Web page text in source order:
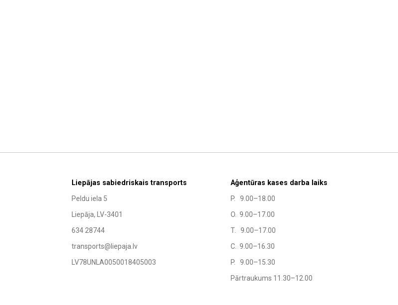
Liepājas sabiedriskais transports
Peldu iela 5
Liepāja, LV-3401
634 28744
transports@liepaja.lv
LV78UNLA0050018405003
Aģentūras kases darba laiks
P. 9.00–18.00
O. 9.00–17.00
T. 9.00–17.00
C. 9.00–16.30
P. 9.00–15.30
Pārtraukums 11.30–12.00